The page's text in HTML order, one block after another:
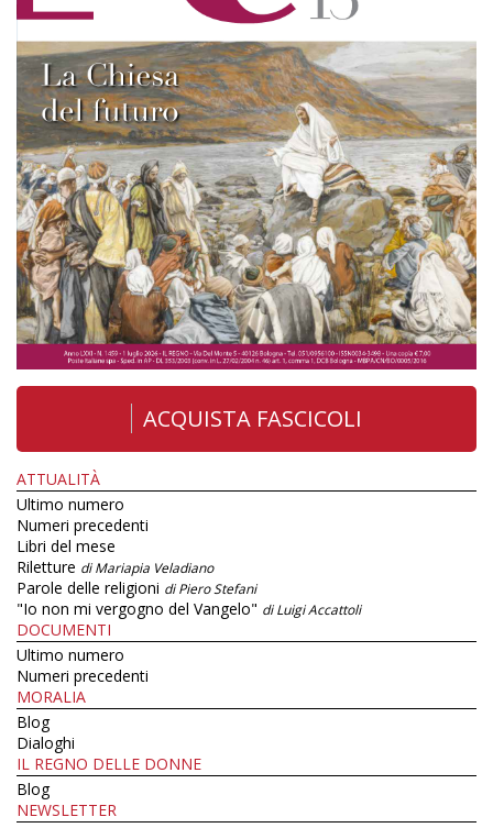
ACQUISTA FASCICOLI
ATTUALITÀ
Ultimo numero
Numeri precedenti
Libri del mese
Riletture di Mariapia Veladiano
Parole delle religioni di Piero Stefani
"Io non mi vergogno del Vangelo" di Luigi Accattoli
DOCUMENTI
Ultimo numero
Numeri precedenti
MORALIA
Blog
Dialoghi
IL REGNO DELLE DONNE
Blog
NEWSLETTER